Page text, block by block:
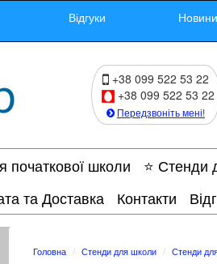
Відгуки Новини
+38 099 522 53 22
+38 099 522 53 22
Передзвоніть мені!
школи ⭐ Стенди
та Доставка Контакти
Головна Стенди для школи Стенди